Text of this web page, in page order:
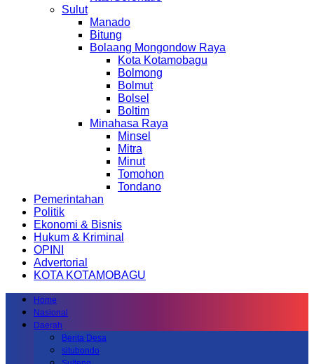
Sulut
Manado
Bitung
Bolaang Mongondow Raya
Kota Kotamobagu
Bolmong
Bolmut
Bolsel
Boltim
Minahasa Raya
Minsel
Mitra
Minut
Tomohon
Tondano
Pemerintahan
Politik
Ekonomi & Bisnis
Hukum & Kriminal
OPINI
Advertorial
KOTA KOTAMOBAGU
Home
Nasional
Daerah
Berita Desa
situbondo